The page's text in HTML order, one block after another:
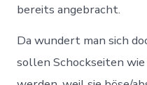
bereits angebracht.
Da wundert man sich
sollen Schockseiten